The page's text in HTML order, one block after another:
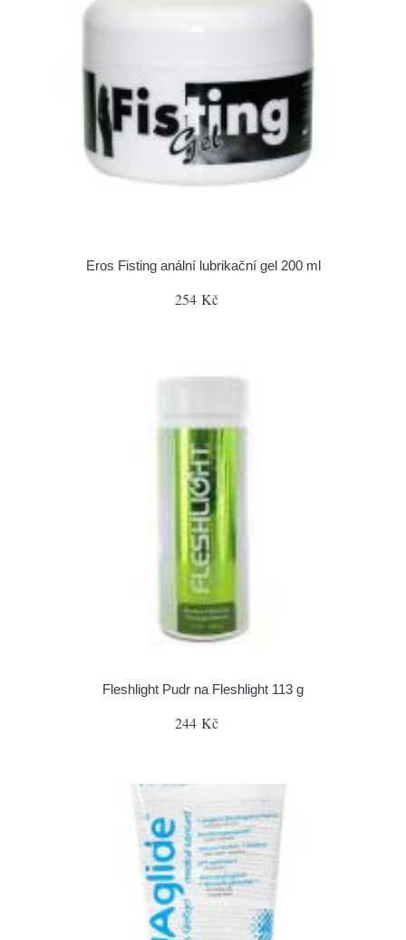
Eros Fisting anální lubrikační gel 200 ml
254 Kč
Fleshlight Pudr na Fleshlight 113 g
244 Kč